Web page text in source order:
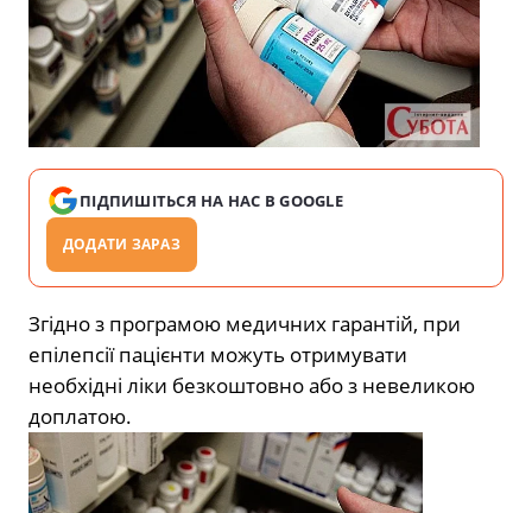
ПІДПИШІТЬСЯ НА НАС В GOOGLE
ДОДАТИ ЗАРАЗ
Згідно з програмою медичних гарантій, при
епілепсії пацієнти можуть отримувати
необхідні ліки безкоштовно або з невеликою
доплатою.